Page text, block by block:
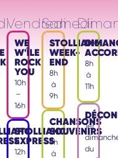
Vendredi
WE
W'ÎLE
ROCK
YOU
10h
–
16h
STOLLIAHC
EXPRESS
12h
Samedi
STOLLIAHC
WEEK-
END
8h
à
9h
CHANSONS
SOUVENIRS
9h
à
8h
à
11h
1er
du